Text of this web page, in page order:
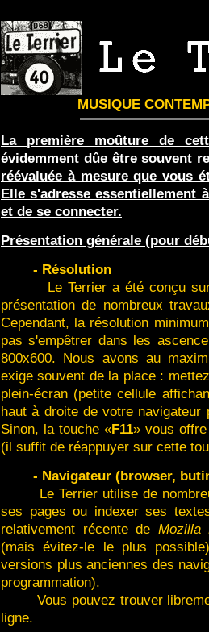
MUSIQUE
La première moûture de
évidemment dûe être souvent
réévaluée à mesure que vous
Elle s'adresse essentiellement
et de se connecter.
Présentation générale (pour
- Résolution
Le Terrier a été conçu sur
présentation de nombreux
Cependant, la résolution
pas s'empêtrer dans les
800x600. Nous avons au
exige souvent de la place :
plein-écran (petite cellule
haut à droite de votre
Sinon, la touche «F11» vous
(il suffit de réappuyer sur cette
- Navigateur (browser,
Le Terrier utilise de
ses pages ou indexer ses
relativement récente de Mozilla
(mais évitez-le le plus
versions plus anciennes des
programmation).
Vous pouvez trouver
ligne.